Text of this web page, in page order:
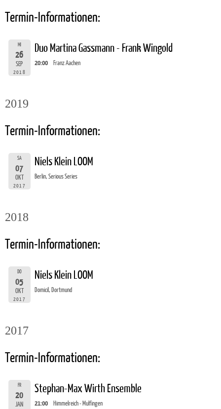
Termin-Informationen:
MI
26
SEP
2018
Duo Martina Gassmann - Frank Wingold
20:00 Franz Aachen
2019
Termin-Informationen:
SA
07
OKT
2017
Niels Klein LOOM
Berlin, Serious Series
2018
Termin-Informationen:
DO
05
OKT
2017
Niels Klein LOOM
Domicil, Dortmund
2017
Termin-Informationen:
FR
20
JAN
Stephan-Max Wirth Ensemble
21:00 Himmelreich - Mulfingen